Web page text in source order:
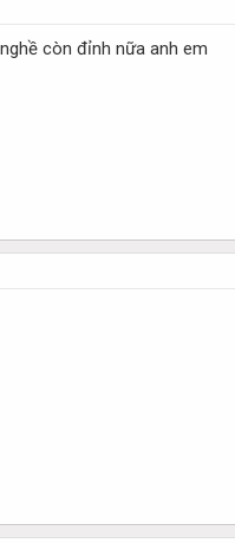
còn đỉnh nữa anh em